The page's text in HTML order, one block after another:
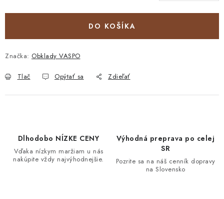
DO KOŠÍKA
Značka: Obklady VASPO
Tlač Opýtať sa Zdieľať
Dlhodobo NÍZKE CENY
Vďaka nízkym maržiam u nás
nakúpite vždy najvýhodnejšie.
Výhodná preprava po celej
SR
Pozrite sa na náš cenník dopravy
na Slovensko